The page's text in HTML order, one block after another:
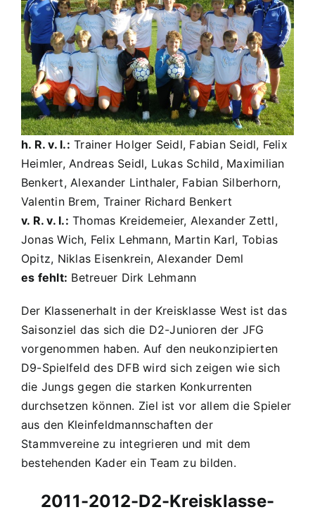
h. R. v. l.: Trainer Holger Seidl, Fabian Seidl, Felix
Heimler, Andreas Seidl, Lukas Schild, Maximilian
Benkert, Alexander Linthaler, Fabian Silberhorn,
Valentin Brem, Trainer Richard Benkert
v. R. v. l.: Thomas Kreidemeier, Alexander Zettl,
Jonas Wich, Felix Lehmann, Martin Karl, Tobias
Opitz, Niklas Eisenkrein, Alexander Deml
es fehlt: Betreuer Dirk Lehmann
Der Klassenerhalt in der Kreisklasse West ist das
Saisonziel das sich die D2-Junioren der JFG
vorgenommen haben. Auf den neukonzipierten
D9-Spielfeld des DFB wird sich zeigen wie sich
die Jungs gegen die starken Konkurrenten
durchsetzen können. Ziel ist vor allem die Spieler
aus den Kleinfeldmannschaften der
Stammvereine zu integrieren und mit dem
bestehenden Kader ein Team zu bilden.
2011-2012-D2-Kreisklasse-